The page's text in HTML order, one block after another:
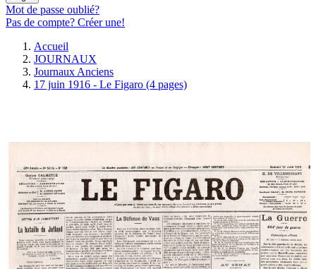
Mot de passe oublié?
Pas de compte? Créer une!
Accueil
JOURNAUX
Journaux Anciens
17 juin 1916 - Le Figaro (4 pages)